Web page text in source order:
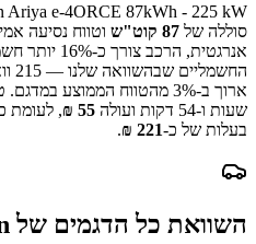
Ariya e-4ORCE 87kWh - 225 kW
סוללה של 87 קוט"ש וטווח נסיעה
אנרגטית, הרכב צורך כ-
16 % יותר
החשמליים שבהשוואה שלנו — 215
ארוך ב-
3% מהטווח הממוצע במדגם.
שעות ו-54 דקות
ועולה 55
₪, לעומת
בעלות של כ-221
₪
.
השוואת כל הדגמים של